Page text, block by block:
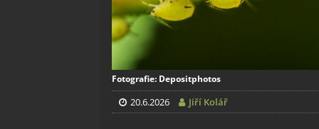
Fotografie: Depositphotos
20.6.2026 Jiří Kolář